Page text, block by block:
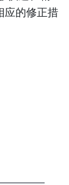
应的修正措